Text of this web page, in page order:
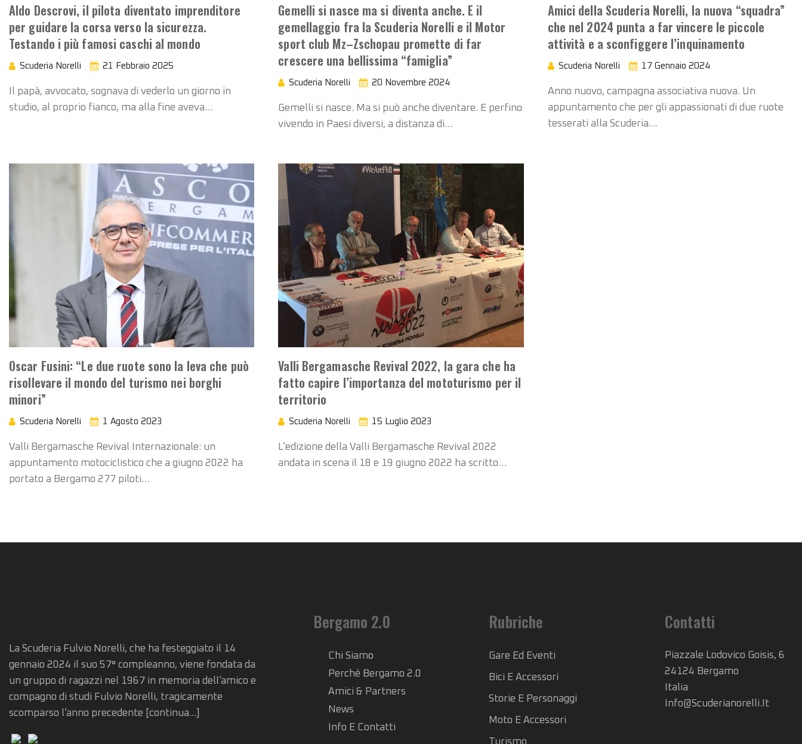
Aldo Descrovi, il pilota diventato imprenditore
per guidare la corsa verso la sicurezza.
Testando i più famosi caschi al mondo
Scuderia Norelli 21 Febbraio 2025
Il papà, avvocato, sognava di vederlo un giorno in
studio, al proprio fianco, ma alla fine aveva…
Gemelli si nasce ma si diventa anche. E il
gemellaggio fra la Scuderia Norelli e il Motor
sport club Mz–Zschopau promette di far
crescere una bellissima “famiglia”
Scuderia Norelli 20 Novembre 2024
Gemelli si nasce. Ma si può anche diventare. E perfino
vivendo in Paesi diversi, a distanza di…
Amici della Scuderia Norelli, la nuova “squadra”
che nel 2024 punta a far vincere le piccole
attività e a sconfiggere l’inquinamento
Scuderia Norelli 17 Gennaio 2024
Anno nuovo, campagna associativa nuova. Un
appuntamento che per gli appassionati di due ruote
tesserati alla Scuderia…
Oscar Fusini: “Le due ruote sono la leva che può
risollevare il mondo del turismo nei borghi
minori”
Scuderia Norelli 1 Agosto 2023
Valli Bergamasche Revival Internazionale: un
appuntamento motociclistico che a giugno 2022 ha
portato a Bergamo 277 piloti…
Valli Bergamasche Revival 2022, la gara che ha
fatto capire l’importanza del mototurismo per il
territorio
Scuderia Norelli 15 Luglio 2023
L’edizione della Valli Bergamasche Revival 2022
andata in scena il 18 e 19 giugno 2022 ha scritto…
La Scuderia Fulvio Norelli, che ha festeggiato il 14
gennaio 2024 il suo 57° compleanno, viene fondata da
un gruppo di ragazzi nel 1967 in memoria dell’amico e
compagno di studi Fulvio Norelli, tragicamente
scomparso l’anno precedente
[continua...]
Bergamo 2.0
Chi Siamo
Perché Bergamo 2.0
Amici & Partners
News
Info E Contatti
Rubriche
Gare Ed Eventi
Bici E Accessori
Storie E Personaggi
Moto E Accessori
Turismo
Contatti
Piazzale Lodovico Goisis, 6
24124 Bergamo
Italia
Info@scuderianorelli.it